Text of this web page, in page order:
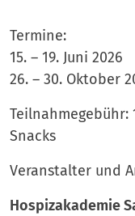
Termine:
15. – 19. Juni 2026
26. – 30. Oktober
Teilnahmegebühr:
Snacks
Veranstalter und
Hospizakademie